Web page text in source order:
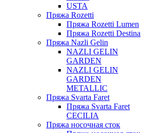
USTA
Пряжа Rozetti
Пряжа Rozetti Lumen
Пряжа Rozetti Destina
Пряжа Nazli Gelin
NAZLI GELIN
GARDEN
NAZLI GELIN
GARDEN
METALLIC
Пряжа Svarta Faret
Пряжа Svarta Faret
CECILIA
Пряжа носочная сток